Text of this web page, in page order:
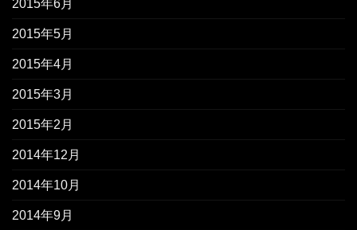
2015年6月
2015年5月
2015年4月
2015年3月
2015年2月
2014年12月
2014年10月
2014年9月